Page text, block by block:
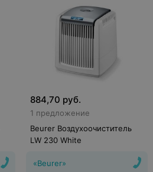
884,70 руб.
1 предложение
Beurer Воздухоочиститель
LW 230 White
«Beurer»